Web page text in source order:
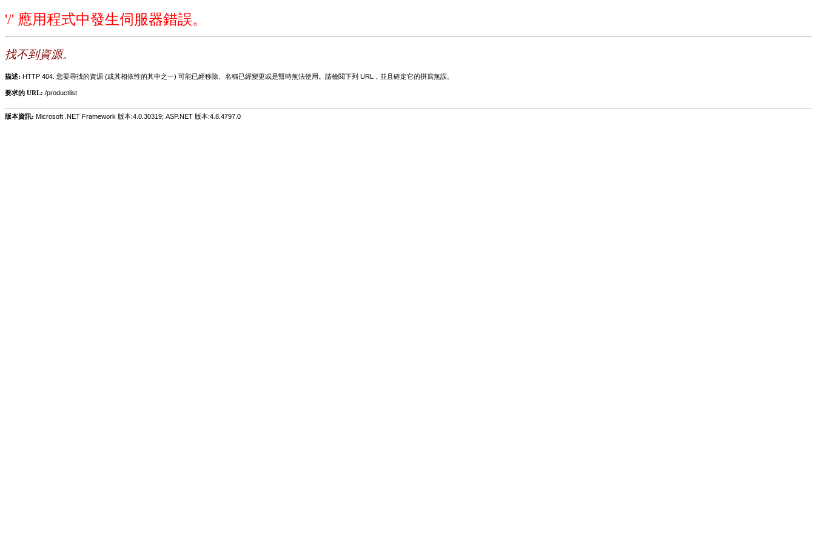
'/' 應用程式中發生伺服器錯誤。
找不到資源。
描述: HTTP 404. 您要尋找的資源 (或其相依性的其中之一) 可能已經移除、名稱已經變更或是暫時無法使用。請檢閱下列 URL，並且確定它的拼寫無誤。
要求的 URL: /productlist
版本資訊: Microsoft .NET Framework 版本:4.0.30319; ASP.NET 版本:4.8.4797.0